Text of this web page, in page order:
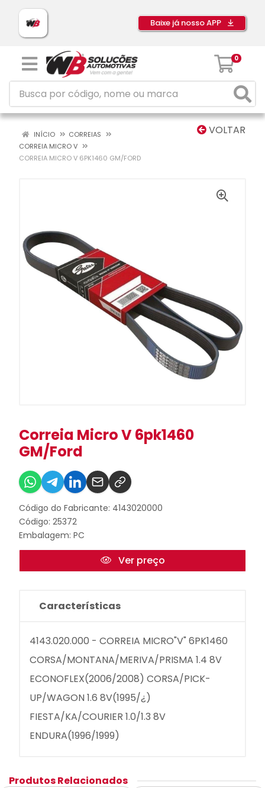
Baixe já nosso APP
0
VOLTAR
INÍCIO
CORREIAS
CORREIA MICRO V
CORREIA MICRO V 6PK1460 GM/FORD
Correia Micro V 6pk1460
GM/Ford
Código do Fabricante: 4143020000
Código: 25372
Embalagem: PC
Ver preço
Características
4143.020.000 - CORREIA MICRO"V" 6PK1460
CORSA/MONTANA/MERIVA/PRISMA 1.4 8V
ECONOFLEX(2006/2008) CORSA/PICK-
UP/WAGON 1.6 8V(1995/¿)
FIESTA/KA/COURIER 1.0/1.3 8V
ENDURA(1996/1999)
Produtos Relacionados